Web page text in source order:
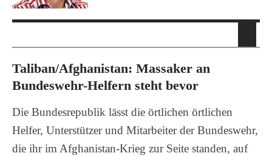
Taliban/Afghanistan: Massaker an
Bundeswehr-Helfern steht bevor
Die Bundesrepublik lässt die örtlichen örtlichen
Helfer, Unterstützer und Mitarbeiter der Bundeswehr,
die ihr im Afghanistan-Krieg zur Seite standen, auf